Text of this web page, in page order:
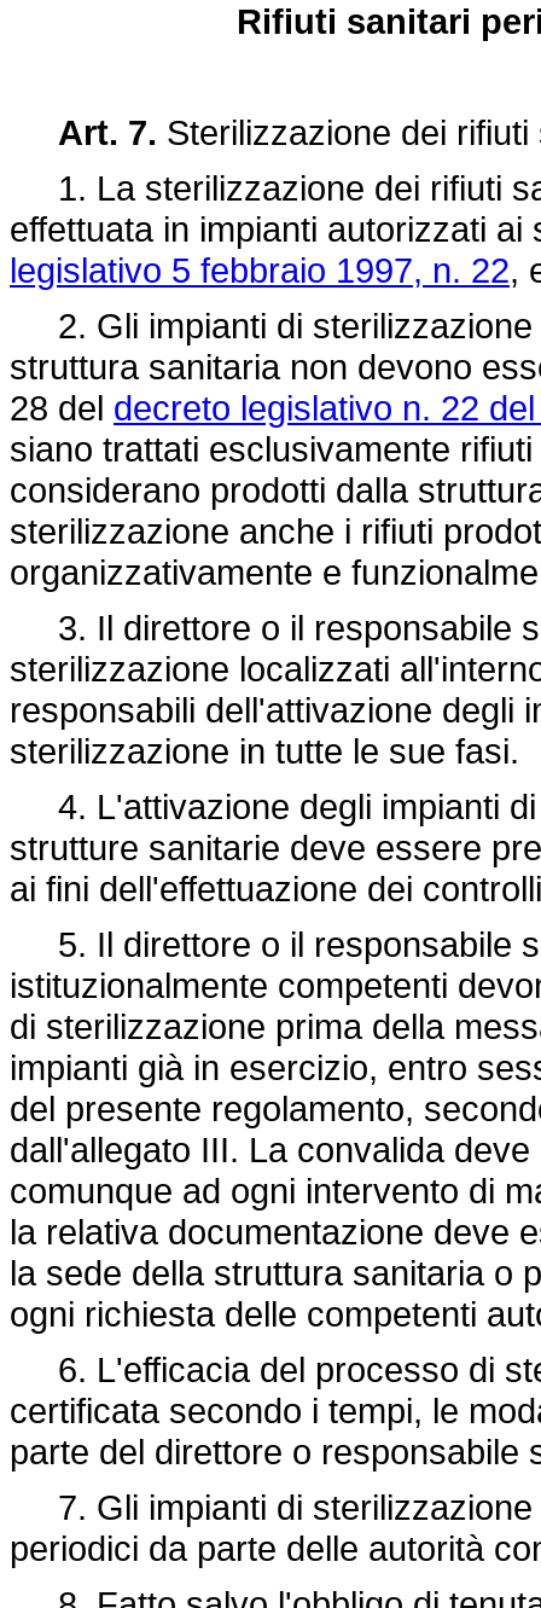
Rifiuti sanitari
Art. 7. Sterilizzazione dei
1. La sterilizzazione dei rifiuti
effettuata in impianti autorizzati
legislativo 5 febbraio 1997, n. 22,
2. Gli impianti di sterilizzazione
struttura sanitaria non devono
28 del decreto legislativo n. 22
siano trattati esclusivamente
considerano prodotti dalla
sterilizzazione anche i rifiuti
organizzativamente e
3. Il direttore o il responsabile
sterilizzazione localizzati
responsabili dell'attivazione degli
sterilizzazione in tutte le sue fasi.
4. L'attivazione degli impianti di
strutture sanitarie deve essere
ai fini dell'effettuazione dei
5. Il direttore o il responsabile
istituzionalmente competenti
di sterilizzazione prima della
impianti già in esercizio, entro
del presente regolamento,
dall'allegato III. La convalida
comunque ad ogni intervento di
la relativa documentazione deve
la sede della struttura sanitaria o
ogni richiesta delle competenti
6. L'efficacia del processo di
certificata secondo i tempi, le
parte del direttore o responsabile
7. Gli impianti di sterilizzazione
periodici da parte delle autorità